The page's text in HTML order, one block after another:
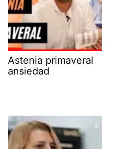
Astenia primaveral
ansiedad